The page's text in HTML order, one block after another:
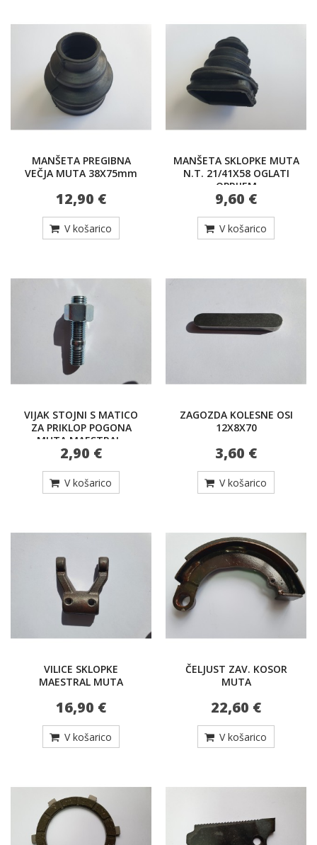
MANŠETA PREGIBNA
VEČJA MUTA 38X75mm
12,90 €
V košarico
MANŠETA SKLOPKE MUTA
N.T. 21/41X58 OGLATI
OPRIJEM
9,60 €
V košarico
VIJAK STOJNI S MATICO
ZA PRIKLOP POGONA
MUTA MAESTRAL-
12x1,5x30 A6H, 8,8
2,90 €
V košarico
ZAGOZDA KOLESNE OSI
12X8X70
3,60 €
V košarico
VILICE SKLOPKE
MAESTRAL MUTA
16,90 €
V košarico
ČELJUST ZAV. KOSOR
MUTA
22,60 €
V košarico